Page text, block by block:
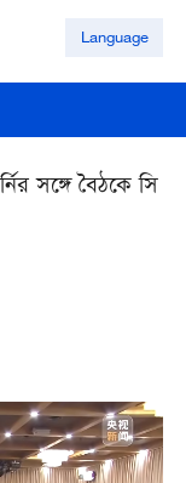
Language
সঙ্গে বৈঠকে সি